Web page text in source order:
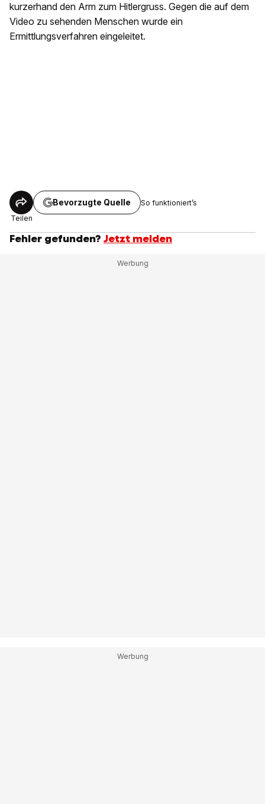
kurzerhand den Arm zum Hitlergruss. Gegen die auf dem
Video zu sehenden Menschen wurde ein
Ermittlungsverfahren eingeleitet.
Teilen
Bevorzugte Quelle So funktioniert’s
Fehler gefunden? Jetzt melden